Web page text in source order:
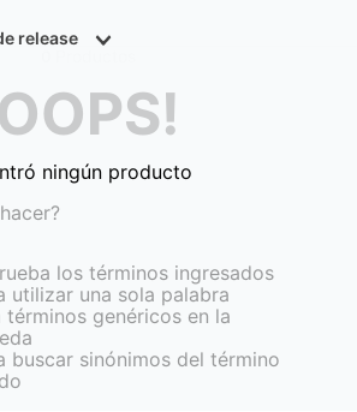
release
ningún producto
los términos ingresados
utilizar una sola palabra
términos genéricos en la
buscar sinónimos del término